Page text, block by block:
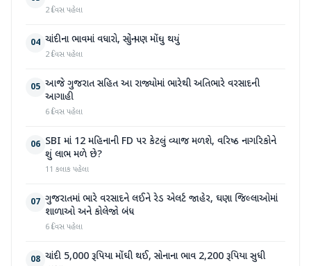
2 દિવસ પહેલા
04 ચાંદીના ભાવમાં વધારો, સોનું પણ મોંઘુ થયું
2 દિવસ પહેલા
05 આજે ગુજરાત સહિત આ રાજ્યોમાં ભારેથી અતિભારે વરસાદની
આગાહી
6 દિવસ પહેલા
06 SBI માં 12 મહિનાની FD પર કેટલું વ્યાજ મળશે, વરિષ્ઠ નાગરિકોને
શું લાભ મળે છે?
11 કલાક પહેલા
07 ગુજરાતમાં ભારે વરસાદને લઈને રેડ એલર્ટ જાહેર, ઘણા જિલ્લાઓમાં
શાળાઓ અને કોલેજો બંધ
6 દિવસ પહેલા
08 ચાંદી 5,000 રૂપિયા મોંઘી થઈ, સોનાના ભાવ 2,200 રૂપિયા સુધી